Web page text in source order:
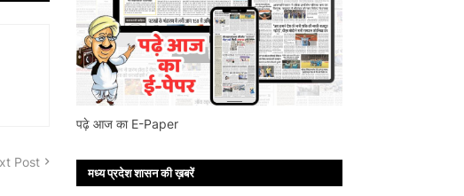
Post
पढ़े आज का E-Paper
मध्य प्रदेश शासन की ख़बरें